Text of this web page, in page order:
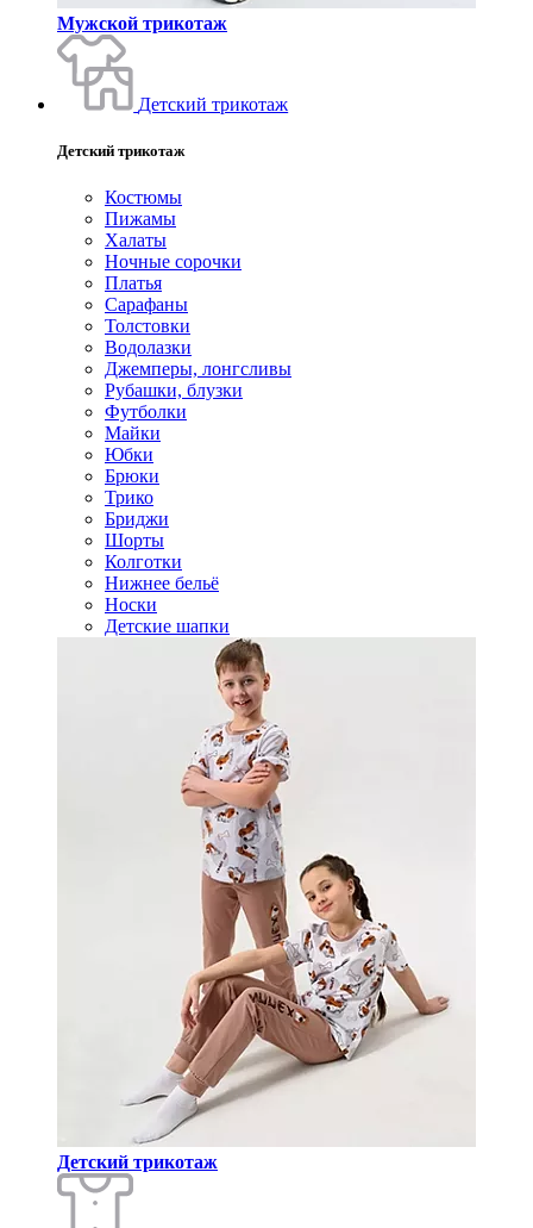
Мужской трикотаж
Детский трикотаж
Детский трикотаж
Костюмы
Пижамы
Халаты
Ночные сорочки
Платья
Сарафаны
Толстовки
Водолазки
Джемперы, лонгсливы
Рубашки, блузки
Футболки
Майки
Юбки
Брюки
Трико
Бриджи
Шорты
Колготки
Нижнее бельё
Носки
Детские шапки
Детский трикотаж